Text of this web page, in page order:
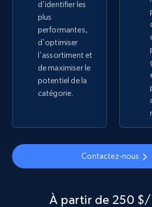
Home Depot US - Gather data on
using specified keywords
URL, Domain, Country code, Model
Sku, Product id, Product name,
specified URL
d'identifier les
plus
performantes,
d'optimiser
l'assortiment et
de maximiser le
potentiel de la
catégorie.
Contactez-nous
À partir de 250 $/